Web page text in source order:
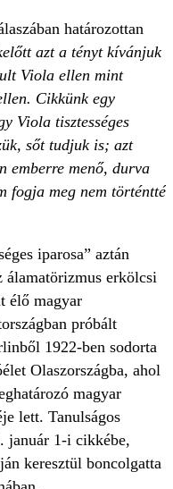
határozottan
azt a tényt kívánjuk
Viola ellen mint
Cikkünk egy
Viola tisztességes
sőt tudjuk is; azt
emberre menő, durva
fogja meg nem történtté
iparosa” aztán
erkölcsi
élő magyar
próbált
1922-ben sodorta
Olaszországba, ahol
magyar
lett. Tanulságos
január 1-i cikkébe,
keresztül boncolgatta